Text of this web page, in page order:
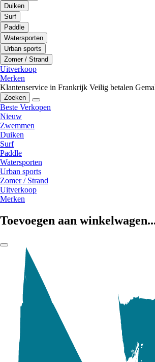
Duiken
Surf
Paddle
Watersporten
Urban sports
Zomer / Strand
Uitverkoop
Merken
Klantenservice in Frankrijk Veilig betalen
Zoeken
Beste Verkopen
Nieuw
Zwemmen
Duiken
Surf
Paddle
Watersporten
Urban sports
Zomer / Strand
Uitverkoop
Merken
Toevoegen aan